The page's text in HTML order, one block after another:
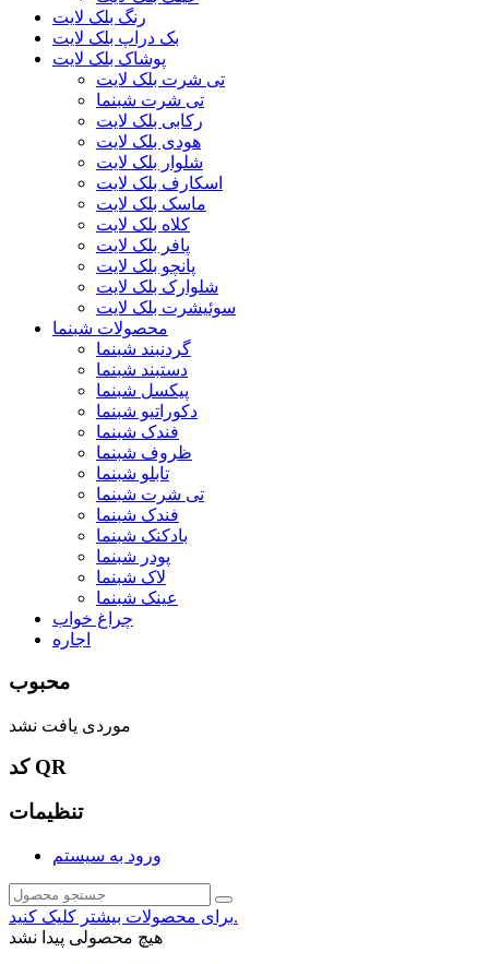
رنگ بلک لایت
بک دراپ بلک لایت
پوشاک بلک لایت
تی شرت بلک لایت
تی شرت شبنما
رکابی بلک لایت
هودی بلک لایت
شلوار بلک لایت
اسکارف بلک لایت
ماسک بلک لایت
کلاه بلک لایت
پافر بلک لایت
پانچو بلک لایت
شلوارک بلک لایت
سوئیشرت بلک لایت
محصولات شبنما
گردنبند شبنما
دستبند شبنما
پیکسل شبنما
دکوراتیو شبنما
فندک شبنما
ظروف شبنما
تابلو شبنما
تی شرت شبنما
فندک شبنما
بادکنک شبنما
پودر شبنما
لاک شبنما
عینک شبنما
چراغ خواب
اجاره
محبوب
موردی یافت نشد
کد QR
تنظیمات
ورود به سیستم
برای محصولات بیشتر کلیک کنید.
هیچ محصولی پیدا نشد